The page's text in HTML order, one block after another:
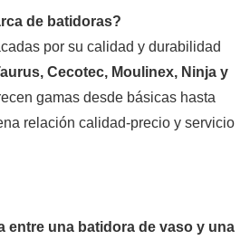
de batidoras?
por su calidad y durabilidad
Cecotec, Moulinex, Ninja y
gamas desde básicas hasta
relación calidad-precio y servicio
entre una batidora de vaso y una